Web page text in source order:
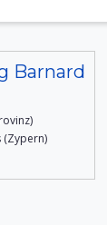
Barnard
(Zypern)